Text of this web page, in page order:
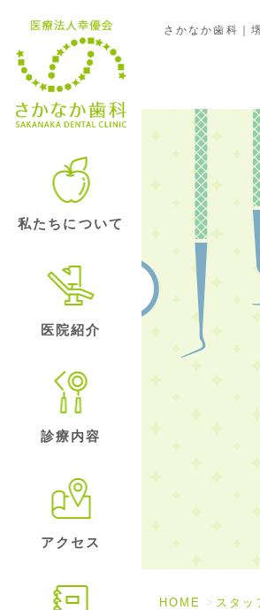
さかなか歯科｜
私たちについて
医院紹介
診療内容
アクセス
HOME スタッ
お花